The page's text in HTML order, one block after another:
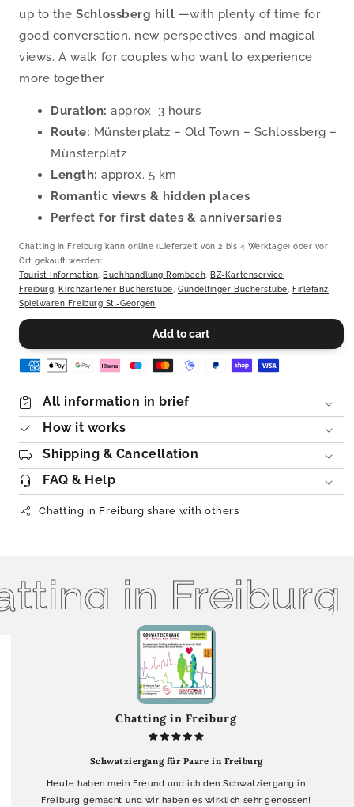
up to the Schlossberg hill—with plenty of time for
good conversation, new perspectives, and magical
views. A walk for couples who want to experience
more together.
Duration: approx. 3 hours
Route: Münsterplatz – Old Town – Schlossberg –
Münsterplatz
Length: approx. 5 km
Romantic views & hidden places
Perfect for first dates & anniversaries
Chatting in Freiburg kann online (Lieferzeit von 2 bis 4 Werktage) oder vor
Ort gekauft werden:
Tourist Information, Buchhandlung Rombach,
BZ-Kartenservice
Freiburg, Kirchzartener Bücherstube Gundelfinger Bücherstube
Firlefanz
Spielwaren Freiburg St.-Georgen
Add to cart
All information in brief
How it works
Shipping & Cancellation
FAQ & Help
Chatting in Freiburg share with others
in Freiburg
Chatting in Freiburg
Schwatziergang für Paare in Freiburg
Heute haben mein Freund und ich den Schwatziergang in
Freiburg gemacht und wir haben es wirklich sehr genossen!